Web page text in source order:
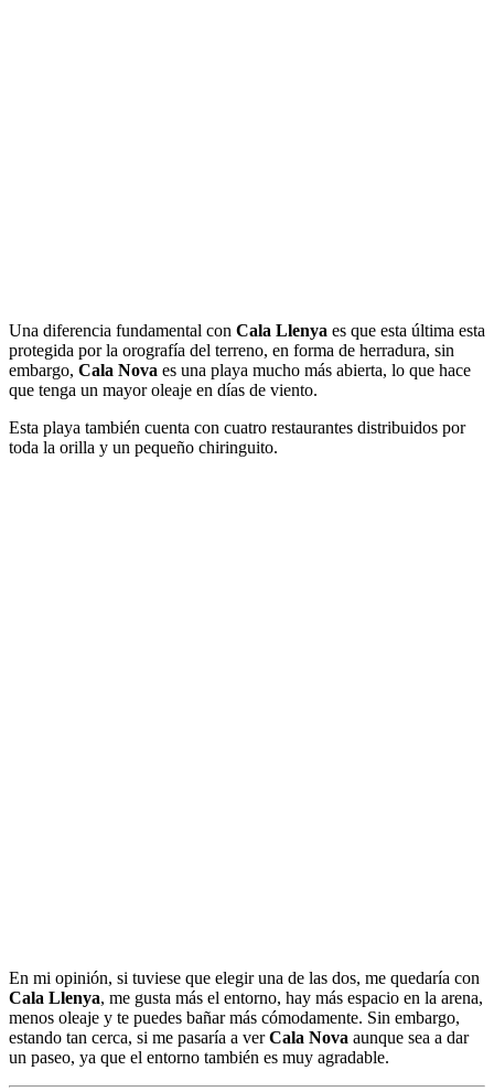
Una diferencia fundamental con Cala Llenya es que esta última esta
protegida por la orografía del terreno, en forma de herradura, sin
embargo, Cala Nova es una playa mucho más abierta, lo que hace
que tenga un mayor oleaje en días de viento.
Esta playa también cuenta con cuatro restaurantes distribuidos por
toda la orilla y un pequeño chiringuito.
En mi opinión, si tuviese que elegir una de las dos, me quedaría con
Cala Llenya, me gusta más el entorno, hay más espacio en la arena,
menos oleaje y te puedes bañar más cómodamente. Sin embargo,
estando tan cerca, si me pasaría a verCala Nova aunque sea a dar
un paseo, ya que el entorno también es muy agradable.